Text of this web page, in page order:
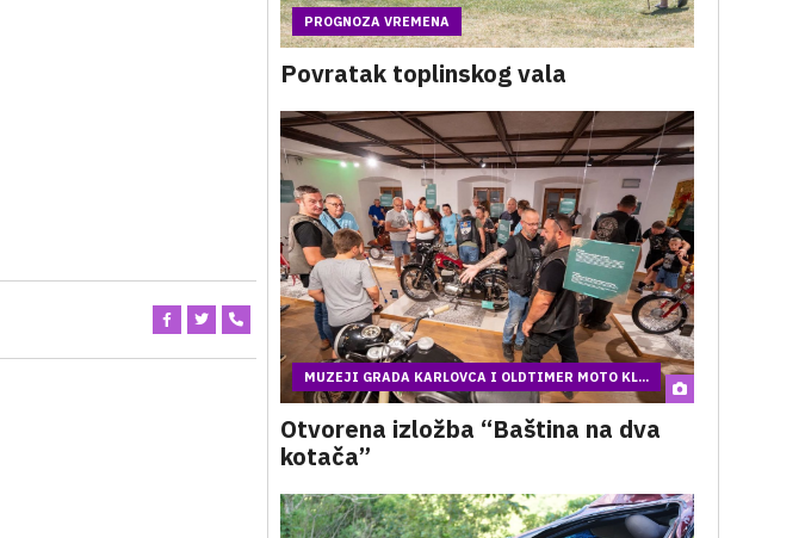
PROGNOZA VREMENA
Povratak toplinskog vala
MUZEJI GRADA KARLOVCA I OLDTIMER MOTO KL...
Otvorena izložba “Baština na dva
kotača”